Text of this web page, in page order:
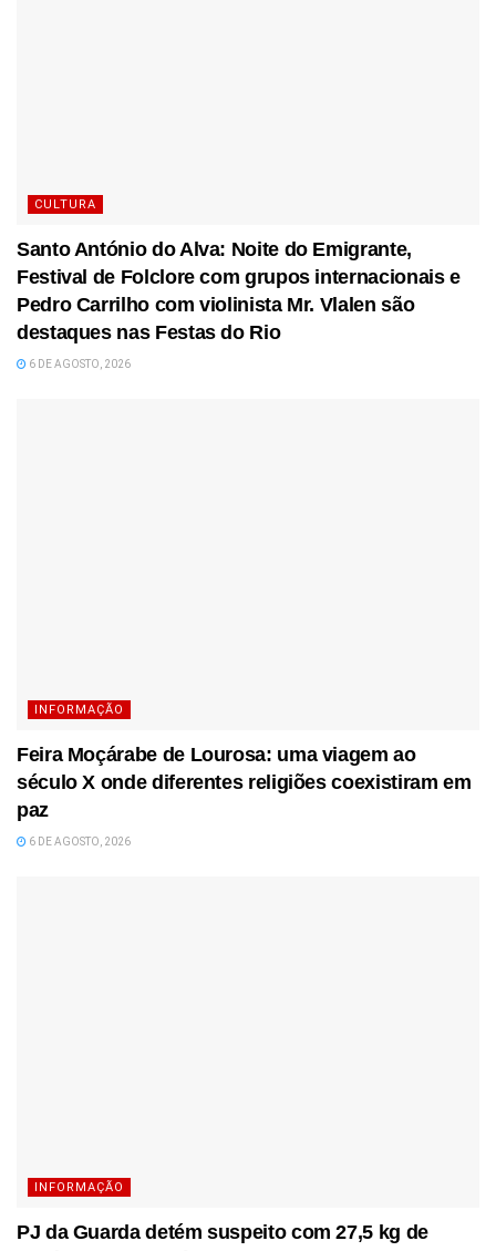
CULTURA
Santo António do Alva: Noite do Emigrante,
Festival de Folclore com grupos internacionais e
Pedro Carrilho com violinista Mr. Vlalen são
destaques nas Festas do Rio
6 DE AGOSTO, 2026
INFORMAÇÃO
Feira Moçárabe de Lourosa: uma viagem ao
século X onde diferentes religiões coexistiram em
paz
6 DE AGOSTO, 2026
INFORMAÇÃO
PJ da Guarda detém suspeito com 27,5 kg de